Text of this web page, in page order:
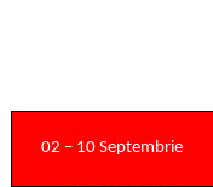
02 – 10 Septembrie